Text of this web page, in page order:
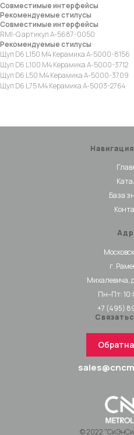
Совместимые интерфейсы
Рекомендуемые стилусы
Совместимые интерфейсы
RMI-Q артикул A-5687-0050
Рекомендуемые стилусы
Щуп D6 L150 M4 Керамика​ A-5000-8156​
Щуп D6 L100 M4 Керамика​ A-5000-3712​
Щуп D6 L50 M4 Керамика​ A-5000-3709​
Щуп D6 L75 M4 Керамика​ A-5003-2764​
База
г.
Михалевича,
Пн–Пт:
+7 (495)
© 2022